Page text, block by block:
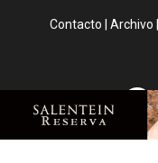
Contacto |Archivo